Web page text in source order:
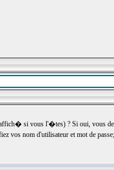
si vous l'�tes) ? Si oui, vous
vos nom d'utilisateur et mot de